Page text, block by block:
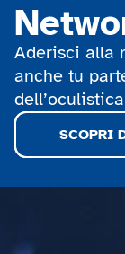
Aderisci alla
anche tu
SCOPRI